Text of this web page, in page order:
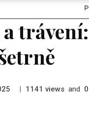
| 1141 views and 0